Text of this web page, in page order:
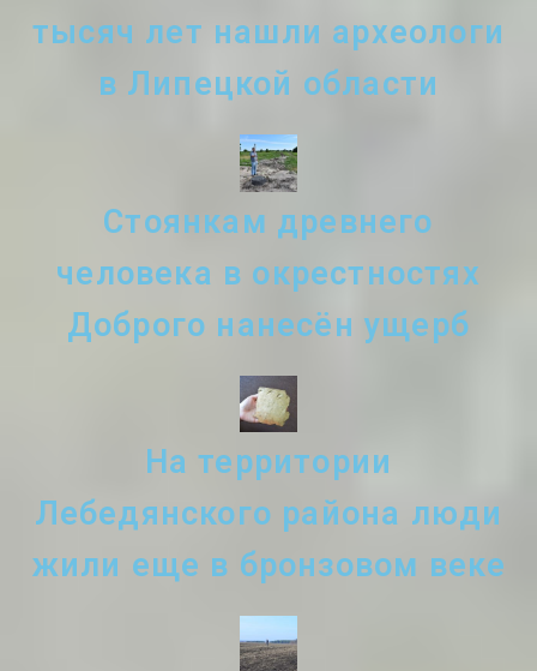
тысяч лет нашли археологи
в Липецкой области
Стоянкам древнего
человека в окрестностях
Доброго нанесён ущерб
На территории
Лебедянского района люди
жили еще в бронзовом веке